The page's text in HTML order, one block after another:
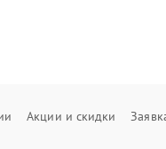
Акции и скидки